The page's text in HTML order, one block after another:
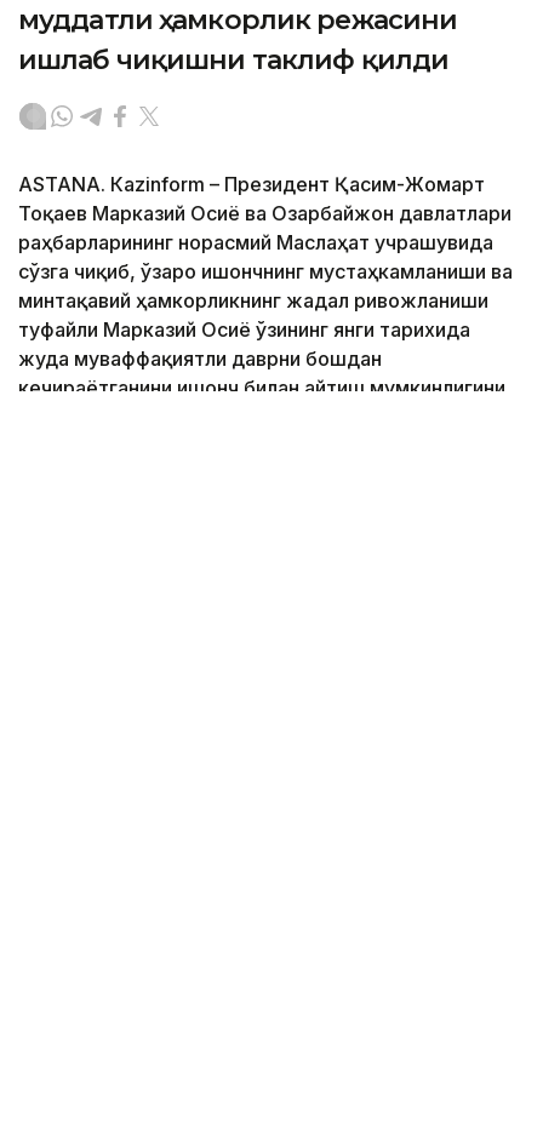
муддатли ҳамкорлик режасини
ишлаб чиқишни таклиф қилди
ASTANА. Кazinform – Президент Қасим-Жомарт
Тоқаев Марказий Осиё ва Озарбайжон давлатлари
раҳбарларининг норасмий Маслаҳат учрашувида
сўзга чиқиб, ўзаро ишончнинг мустаҳкамланиши ва
минтақавий ҳамкорликнинг жадал ривожланиши
туфайли Марказий Осиё ўзининг янги тарихида
жуда муваффақиятли даврни бошдан
кечираётганини ишонч билан айтиш мумкинлигини